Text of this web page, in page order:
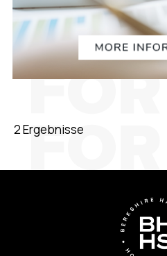
2 Ergebnisse